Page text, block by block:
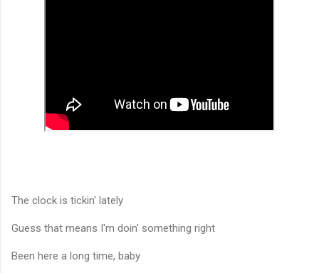
The clock is tickin' lately
Guess that means I'm doin' something right
Been here a long time, baby